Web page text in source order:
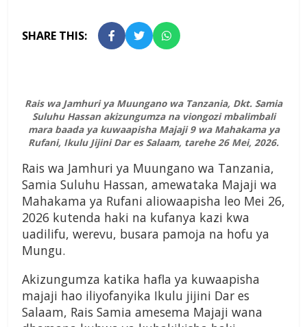
SHARE THIS:
Rais wa Jamhuri ya Muungano wa Tanzania, Dkt. Samia
Suluhu Hassan akizungumza na viongozi mbalimbali
mara baada ya kuwaapisha Majaji 9 wa Mahakama ya
Rufani, Ikulu Jijini Dar es Salaam, tarehe 26 Mei, 2026.
Rais wa Jamhuri ya Muungano wa Tanzania,
Samia Suluhu Hassan, amewataka Majaji wa
Mahakama ya Rufani aliowaapisha leo Mei 26,
2026 kutenda haki na kufanya kazi kwa
uadilifu, werevu, busara pamoja na hofu ya
Mungu.
Akizungumza katika hafla ya kuwaapisha
majaji hao iliyofanyika Ikulu jijini Dar es
Salaam, Rais Samia amesema Majaji wana